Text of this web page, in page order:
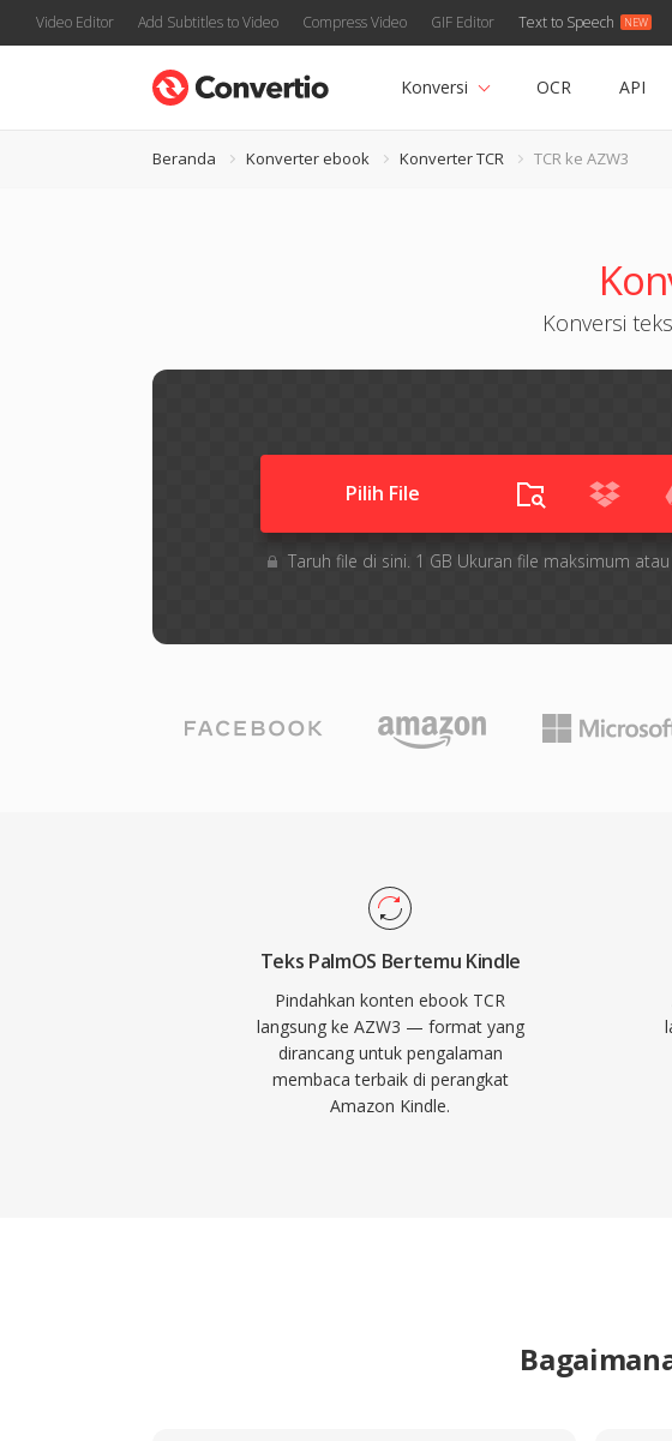
Video Editor Add Subtitles to Video Compress Video GIF Editor Text to Speech
Konversi OCR API
Beranda Konverter ebook Konverter TCR TCR ke AZW3
Konversi
Pilih File
Taruh file di sini. 1 GB Ukuran file maksimum atau
Teks PalmOS Bertemu Kindle
Pindahkan konten ebook TCR
langsung ke AZW3 — format yang
dirancang untuk pengalaman
membaca terbaik di perangkat
Amazon Kindle.